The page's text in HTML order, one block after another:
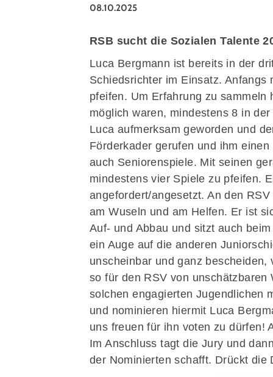
08.10.2025
RSB sucht die Sozialen Talente
Luca Bergmann ist bereits in der
Schiedsrichter im Einsatz.
pfeifen. Um Erfahrung zu
möglich waren, mindestens 8 in
Luca aufmerksam geworden und
Förderkader gerufen und ihm
auch Seniorenspiele. Mit seinen
mindestens vier Spiele zu pfeifen.
angefordert/angesetzt. An den
am Wuseln und am Helfen. Er ist
Auf- und Abbau und sitzt auch
ein Auge auf die anderen
unscheinbar und ganz
so für den RSV von
solchen engagierten Jugendlichen
und nominieren hiermit Luca
uns freuen für ihn voten zu dürfen!
Im Anschluss tagt die Jury und
der Nominierten schafft. Drückt die